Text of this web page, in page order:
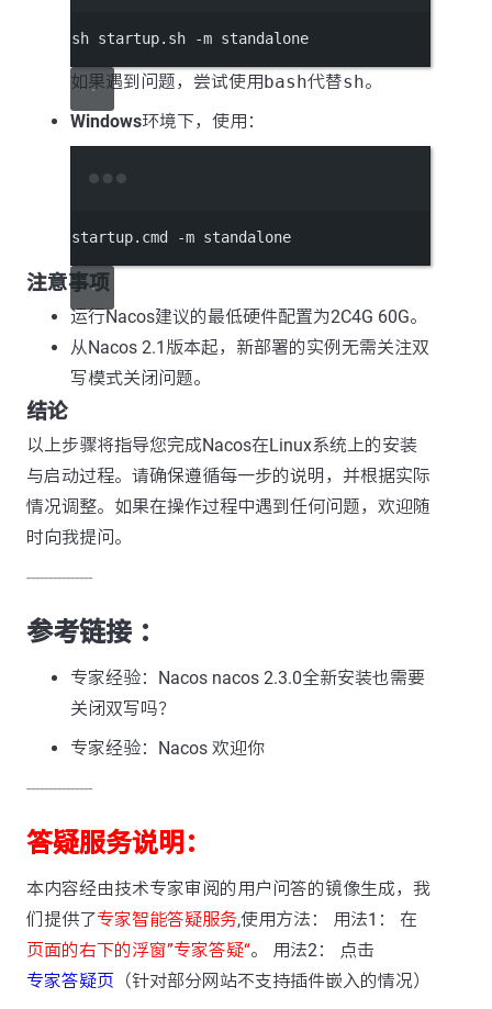
sh startup.sh -m standalone
如果遇到问题，尝试使用 bash代替sh。
Windows环境下，使用：
startup.cmd -m standalone
注意事项
运行Nacos建议的最低硬件配置为2C4G 60G。
从Nacos 2.1版本起，新部署的实例无需关注双
写模式关闭问题。
结论
以上步骤将指导您完成Nacos在Linux系统上的安装
与启动过程。请确保遵循每一步的说明，并根据实际
情况调整。如果在操作过程中遇到任何问题，欢迎随
时向我提问。
---------------
参考链接 ：
专家经验：Nacos nacos 2.3.0全新安装也需要
关闭双写吗？
专家经验：Nacos 欢迎你
---------------
答疑服务说明：
本内容经由技术专家审阅的用户问答的镜像生成，我
们提供了专家智能答疑服务,使用方法： 用法1： 在
页面的右下的浮窗”专家答疑“。 用法2： 点击
专家答疑页 （针对部分网站不支持插件嵌入的情况）